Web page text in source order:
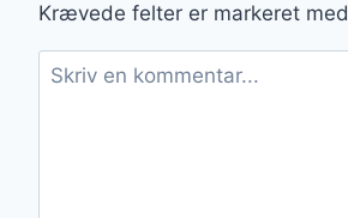
Krævede felter er markeret med